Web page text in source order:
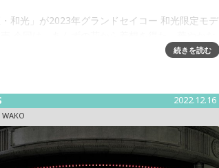
・和光」が2023年グランドセイコー 和光限定モデ
の文字盤和光(東京都中央区 銀座)にて、国産腕時
続きを読む
2022.12.16
WAKO